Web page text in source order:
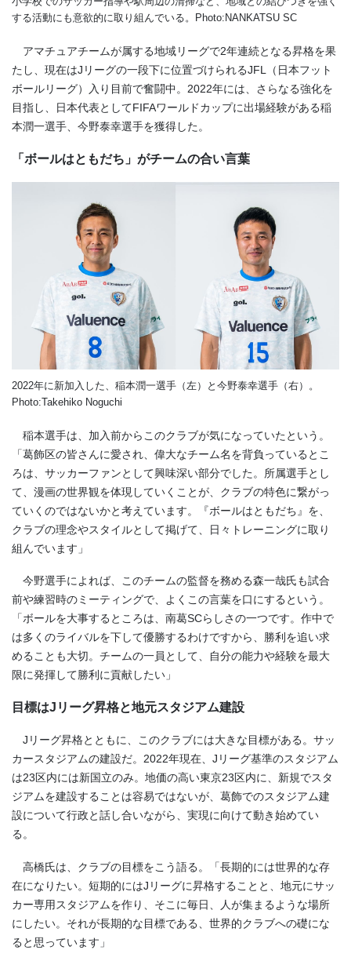
する活動にも意欲的に取り組んでいる。
Photo:NANKATSU SC
アマチュアチームが属する地域リーグで2年連続となる昇格を果
たし、現在はJ リーグの一段下に位置づけられるJFL
（日本フット
ボールリーグ）入り目前で奮闘中。 2022年には、さらなる強化を
目指し、日本代表としてFIFAワールドカップに出場経験がある稲
本潤一選手、今野泰幸選手を獲得した。
「ボールはともだち」がチームの合い言葉
2022年に新加入した、稲本潤一選手（左）と今野泰幸選手（右）。
Photo:Takehiko Noguchi
稲本選手は、加入前からこのクラブが気になっていたという。
「葛飾区の皆さんに愛され、偉大なチーム名を背負っているとこ
ろは、サッカーファンとして興味深い部分でした。所属選手とし
て、漫画の世界観を体現していくことが、クラブの特色に繋がっ
ていくのではないかと考えています。『ボールはともだち』を、
クラブの理念やスタイルとして掲げて、日々トレーニングに取り
組んでいます」
今野選手によれば、このチームの監督を務める森一哉氏も試合
前や練習時のミーティングで、よくこの言葉を口にするという。
「ボールを大事するところは、南葛SCらしさの一つです。作中で
は多くのライバルを下して優勝するわけですから、勝利を追い求
めることも大切。チームの一員として、自分の能力や経験を最大
限に発揮して勝利に貢献したい」
目標はJリーグ昇格と地元スタジアム建設
Jリーグ昇格とともに、このクラブには大きな目標がある。サッ
カースタジアムの建設だ。 2022年現在、 J リーグ基準のスタジアム
は23区内には新国立のみ。地価の高い東京23区内に、新規でスタ
ジアムを建設することは容易ではないが、葛飾でのスタジアム建
設について行政と話し合いながら、実現に向けて動き始めてい
る。
高橋氏は、クラブの目標をこう語る。「長期的には世界的な存
在になりたい。短期的にはJ リーグに昇格することと、地元にサッ
カー専用スタジアムを作り、そこに毎日、人が集まるような場所
にしたい。それが長期的な目標である、世界的クラブへの礎にな
ると思っています」